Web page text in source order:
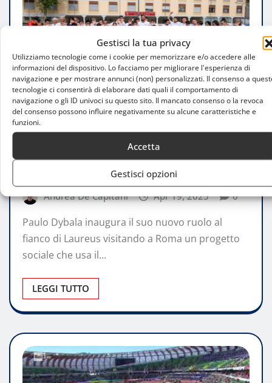
Gestisci la tua privacy
Utilizziamo tecnologie come i cookie per memorizzare e/o accedere alle
informazioni del dispositivo. Lo facciamo per migliorare l'esperienza di
navigazione e per mostrare annunci (non) personalizzati. Il consenso a
tecnologie ci consentirà di elaborare dati quali il comportamento di
navigazione o gli ID univoci su questo sito. Il mancato consenso o la revoca
del consenso possono influire negativamente su alcune caratteristiche e
funzioni.
Accetta
Gestisci opzioni
PERSONAGGI
Dybala ambasciatore Laureus, lo sport
come strumento di cambiamento
Andrea De Capitani Apr 19, 2025 0
Paulo Dybala inaugura il suo nuovo ruolo al
fianco di Laureus visitando a Roma un progetto
sociale che usa il…
LEGGI TUTTO